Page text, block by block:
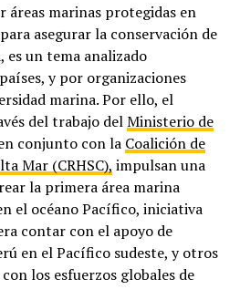
áreas marinas protegidas en
asegurar la conservación de
es un tema analizado
y por organizaciones
marina. Por ello, el
del trabajo delMinisterio de
conjunto con la Coalición de
Mar (CRHSC), impulsan una
la primera área marina
el océano Pacífico, iniciativa
contar con el apoyo de
en el Pacífico sudeste, y otros
los esfuerzos globales de